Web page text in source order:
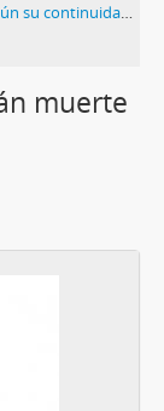
en Teletrece
muerte